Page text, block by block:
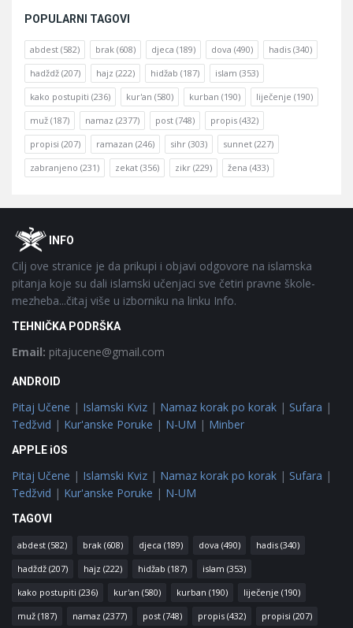
POPULARNI TAGOVI
abdest (582) brak (608) djeca (189) dova (490) hadis (340)
hadždž (207) hajz (222) hidžab (187) islam (353)
kako postupiti (236) kur'an (580) kurban (190) liječenje (190)
muž (187) namaz (2377) post (748) propis (432)
propisi (207) ramazan (246) sihr (303) sunnet (227)
zabranjeno (231) zekat (356) zikr (229) žena (433)
FooterOINFO
Cilj ove stranice je da prikupi i objavi odgovore na islamska
pitanja koje su dali islamski učenjaci sve četiri pravne škole-
mezheba...čitaj više u izborniku na linku Info.
TEHNIČKA PODRŠKA
Email: pitajucene@gmail.com
ANDROID
Pitaj Učene | Islamski Kviz | Namaz korak po korak | Sufara |
Tedžvid | Kur'anske Poruke | N-UM | Minber
APPLE iOS
Pitaj Učene | Islamski Kviz | Namaz korak po korak | Sufara |
Tedžvid | Kur'anske Poruke | N-UM
TAGOVI
abdest (582) brak (608) djeca (189) dova (490) hadis (340)
hadždž (207) hajz (222) hidžab (187) islam (353)
kako postupiti (236) kur'an (580) kurban (190) liječenje (190)
muž (187) namaz (2377) post (748) propis (432) propisi (207)